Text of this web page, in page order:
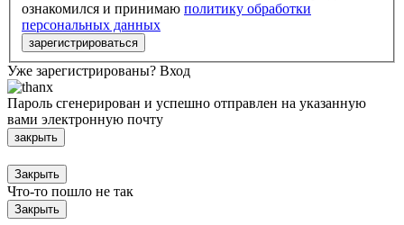
ознакомился и принимаю политику обработки
персональных данных
зарегистрироваться
Уже зарегистрированы? Вход
Пароль сгенерирован и успешно отправлен на указанную
вами электронную почту
закрыть
Закрыть
Что-то пошло не так
Закрыть